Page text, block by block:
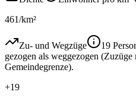
461/km²
Zu- und Wegzüge
19
gezogen als weggezogen
Gemeindegrenze).
+19